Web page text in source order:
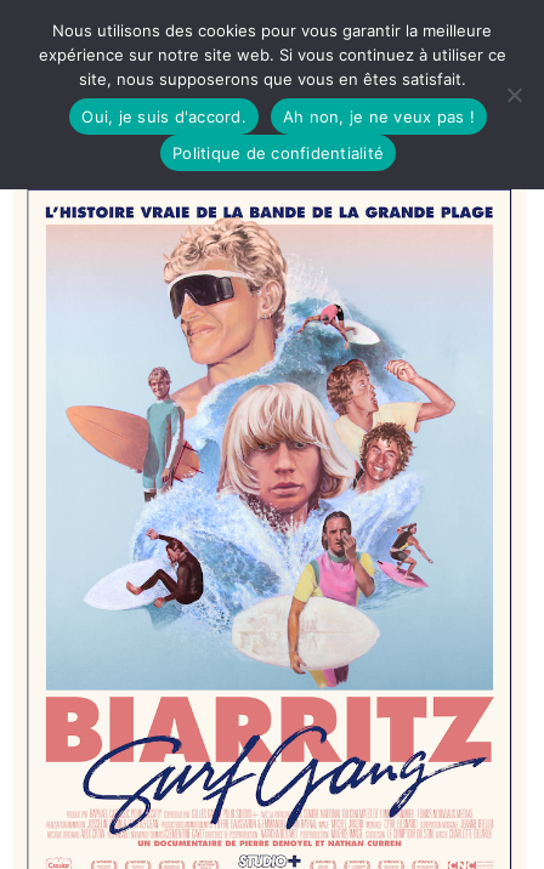
Nous utilisons des cookies pour vous garantir la meilleure
expérience sur notre site web. Si vous continuez à utiliser ce
site, nous supposerons que vous en êtes satisfait.
Oui, je suis d'accord.
Ah non, je ne veux pas !
Politique de confidentialité